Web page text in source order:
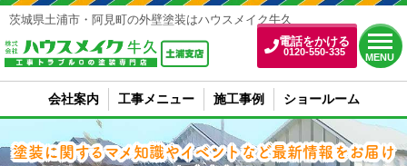
電話をかける
0120-550-335
MENU
茨城県土浦市・阿見町の外壁塗装はハウスメイク牛久
会社案内 工事メニュー 施工事例 ショールーム
塗装に関するマメ知識やイベントなど最新情報をお届け